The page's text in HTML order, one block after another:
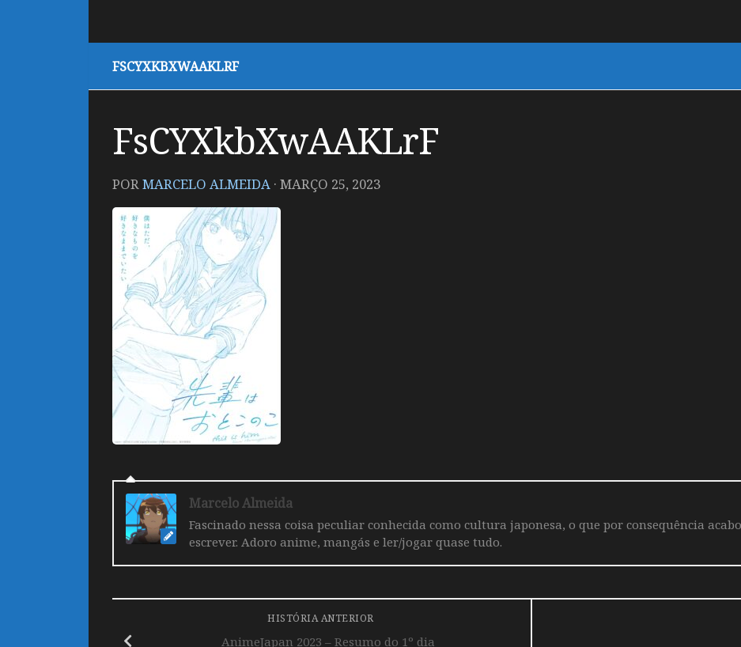
FSCYXKBXWAAKLRF
FsCYXkbXwAAKLrF
PORMARCELO ALMEIDA · MARÇO 25, 2023
Marcelo Almeida
Fascinado nessa coisa peculiar conhecida como cultura japonesa, o que por consequência
escrever. Adoro anime, mangás e ler/jogar quase tudo.
HISTÓRIA ANTERIOR
AnimeJapan 2023 – Resumo do 1º dia